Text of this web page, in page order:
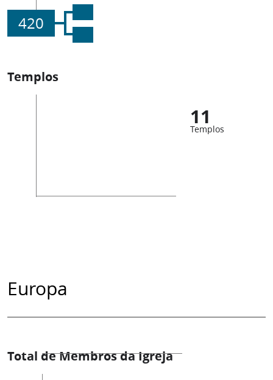
420
Templos
11
Templos
Europa
Total de Membros da Igreja